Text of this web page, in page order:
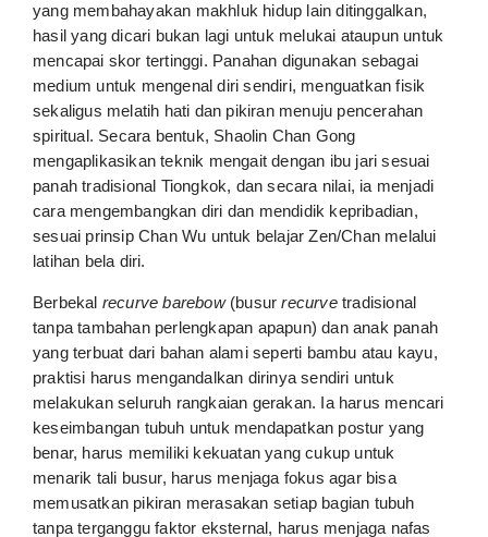
yang membahayakan makhluk hidup lain ditinggalkan,
hasil yang dicari bukan lagi untuk melukai ataupun untuk
mencapai skor tertinggi. Panahan digunakan sebagai
medium untuk mengenal diri sendiri, menguatkan fisik
sekaligus melatih hati dan pikiran menuju pencerahan
spiritual. Secara bentuk, Shaolin Chan Gong
mengaplikasikan teknik mengait dengan ibu jari sesuai
panah tradisional Tiongkok, dan secara nilai, ia menjadi
cara mengembangkan diri dan mendidik kepribadian,
sesuai prinsip Chan Wu untuk belajar Zen/Chan melalui
latihan bela diri.
Berbekal recurve barebow(busurrecurvetradisional
tanpa tambahan perlengkapan apapun) dan anak panah
yang terbuat dari bahan alami seperti bambu atau kayu,
praktisi harus mengandalkan dirinya sendiri untuk
melakukan seluruh rangkaian gerakan. Ia harus mencari
keseimbangan tubuh untuk mendapatkan postur yang
benar, harus memiliki kekuatan yang cukup untuk
menarik tali busur, harus menjaga fokus agar bisa
memusatkan pikiran merasakan setiap bagian tubuh
tanpa terganggu faktor eksternal, harus menjaga nafas